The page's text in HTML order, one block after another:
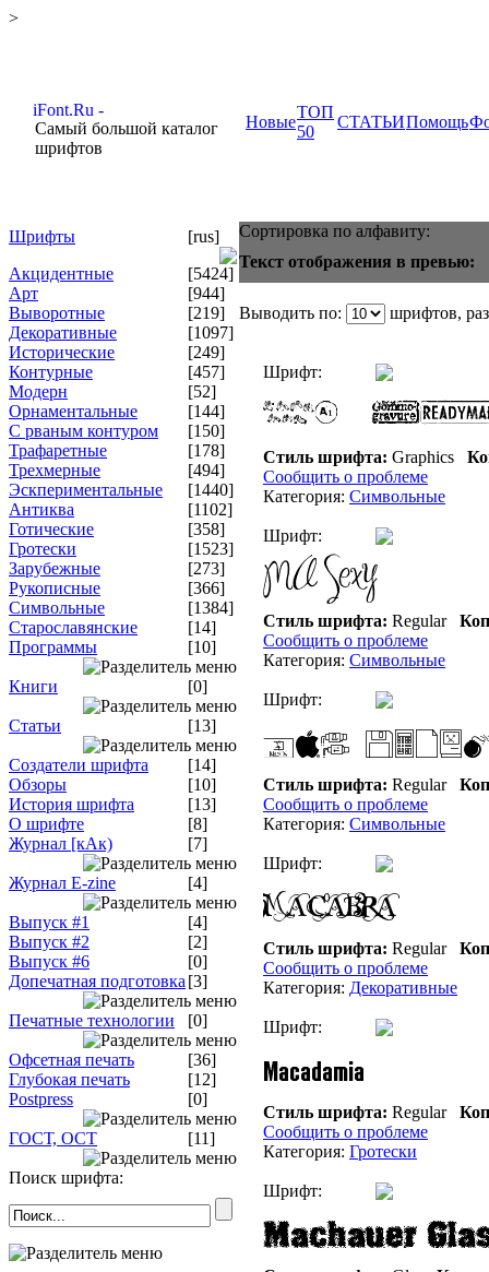
>
Самый большой каталог
шрифтов
Новые
ТОП
50
СТАТЬИПомощь
Шрифты
[rus]
Акцидентные
[5424]
Арт
[944]
Выворотные
[219]
Декоративные
[1097]
Исторические
[249]
Контурные
[457]
Модерн
[52]
Орнаментальные
[144]
С рваным контуром
[150]
Трафаретные
[178]
Трехмерные
[494]
Эскпериментальные
[1440]
Антиква
[1102]
Готические
[358]
Гротески
[1523]
Зарубежные
[273]
Рукописные
[366]
Символьные
[1384]
Старославянские
[14]
Программы
[10]
Книги [0]
Статьи [13]
Создатели шрифта
[14]
Обзоры
[10]
История шрифта
[13]
О шрифте
[8]
Журнал [кАк)
[7]
Журнал E-zine [4]
Выпуск #1
[4]
Выпуск #2
[2]
Выпуск #6
[0]
Допечатная подготовка [3]
Печатные технологии [0]
Офсетная печать
[36]
Глубокая печать
[12]
Postpress
[0]
ГОСТ, ОСТ [11]
Поиск шрифта:
Сортировка по алфавиту:
Текст отображения в превью:
Выводить по: шрифтов,
Шрифт:
Стиль шрифта: Graphics
Сообщить о проблеме
Категория: Символьные
Шрифт:
Стиль шрифта: Regular
Сообщить о проблеме
Категория: Символьные
Шрифт:
Стиль шрифта: Regular
Сообщить о проблеме
Категория: Символьные
Шрифт:
Стиль шрифта: Regular
Сообщить о проблеме
Категория: Декоративные
Шрифт:
Стиль шрифта: Regular
Сообщить о проблеме
Категория: Гротески
Шрифт: